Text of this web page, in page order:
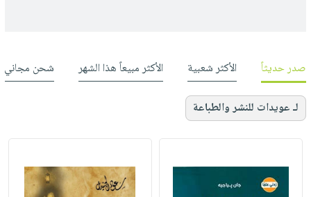
صدر حديثاً الأكثر شعبية الأكثر مبيعاً هذا الشهر شحن مجاني
لـ عويدات للنشر والطباعة